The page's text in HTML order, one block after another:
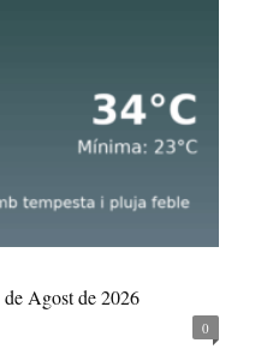
Agost de 2026
0